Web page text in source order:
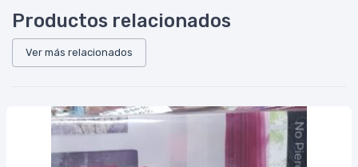
Productos relacionados
Ver más relacionados